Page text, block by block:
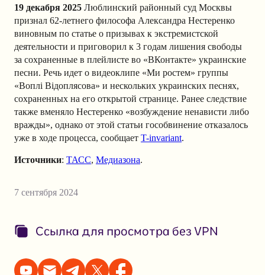
19 декабря 2025 Люблинский районный суд Москвы
признал 62-летнего философа Александра Нестеренко
виновным по статье о призывах к экстремистской
деятельности и приговорил к 3 годам лишения свободы
за сохраненные в плейлисте во «ВКонтакте» украинские
песни. Речь идет о видеоклипе «Ми ростем» группы
«Воплі Відоплясова» и нескольких украинских песнях,
сохраненных на его открытой странице. Ранее следствие
также вменяло Нестеренко «возбуждение ненависти либо
вражды», однако от этой статьи гособвинение отказалось
уже в ходе процесса, сообщает T-invariant.
Источники: ТАСС, Медиазона.
7 сентября 2024
Ссылка для просмотра без VPN